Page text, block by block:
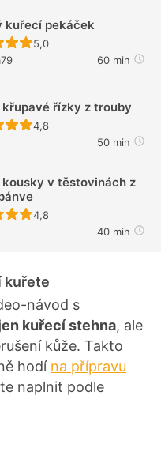
kuřecí pekáček
Recept ještě nebyl
5,0
60 min
křupavé řízky z trouby
Recept ještě nebyl
4,8
50 min
kousky v těstovinách z
Recept ještě nebyl
4,8
40 min
kuřete
návod s
kuřecí stehna, ale
kůže. Takto
hodí na přípravu
naplnit podle